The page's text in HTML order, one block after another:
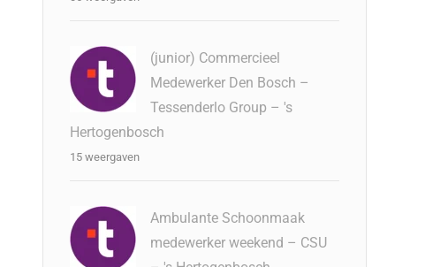
(junior) Commercieel
Medewerker Den Bosch –
Tessenderlo Group – 's
Hertogenbosch
15 weergaven
Ambulante Schoonmaak
medewerker weekend – CSU